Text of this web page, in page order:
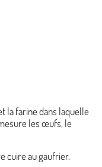
la farine dans laquelle
les œufs, le
cuire au gaufrier.